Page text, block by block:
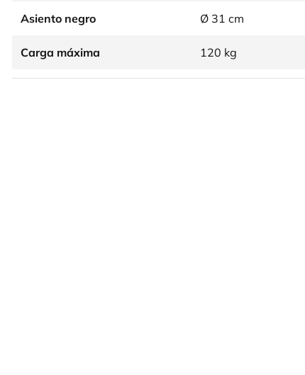
Asiento negro Ø 31 cm
Carga máxima 120 kg